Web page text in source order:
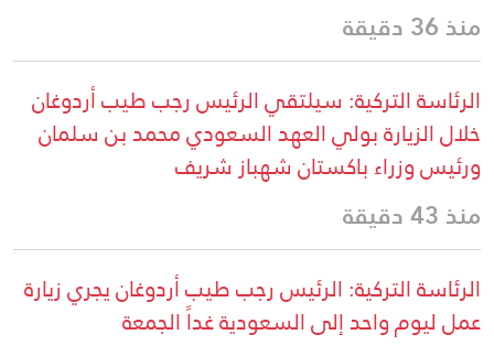
منذ 36 دقيقة
الرئاسة التركية: سيلتقي الرئيس رجب طيب أردوغان
خلال الزيارة بولي العهد السعودي محمد بن سلمان
ورئيس وزراء باكستان شهباز شريف
منذ 43 دقيقة
الرئاسة التركية: الرئيس رجب طيب أردوغان يجري زيارة
عمل ليوم واحد إلى السعودية غداً الجمعة